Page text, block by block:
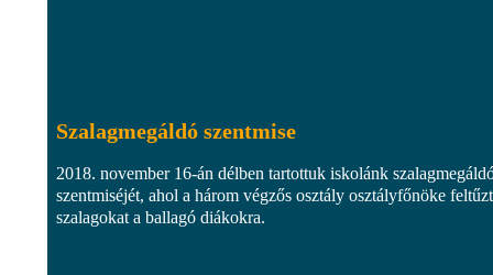
Szalagmegáldó szentmise
2018. november 16-án délben tartottuk iskolánk
szentmiséjét, ahol a három végzős osztály osztályfőnöke
szalagokat a ballagó diákokra.